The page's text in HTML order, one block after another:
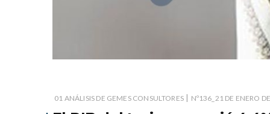
01 ANÁLISIS DE GEMES CONSULTORES | Nº136_21 DE ENERO